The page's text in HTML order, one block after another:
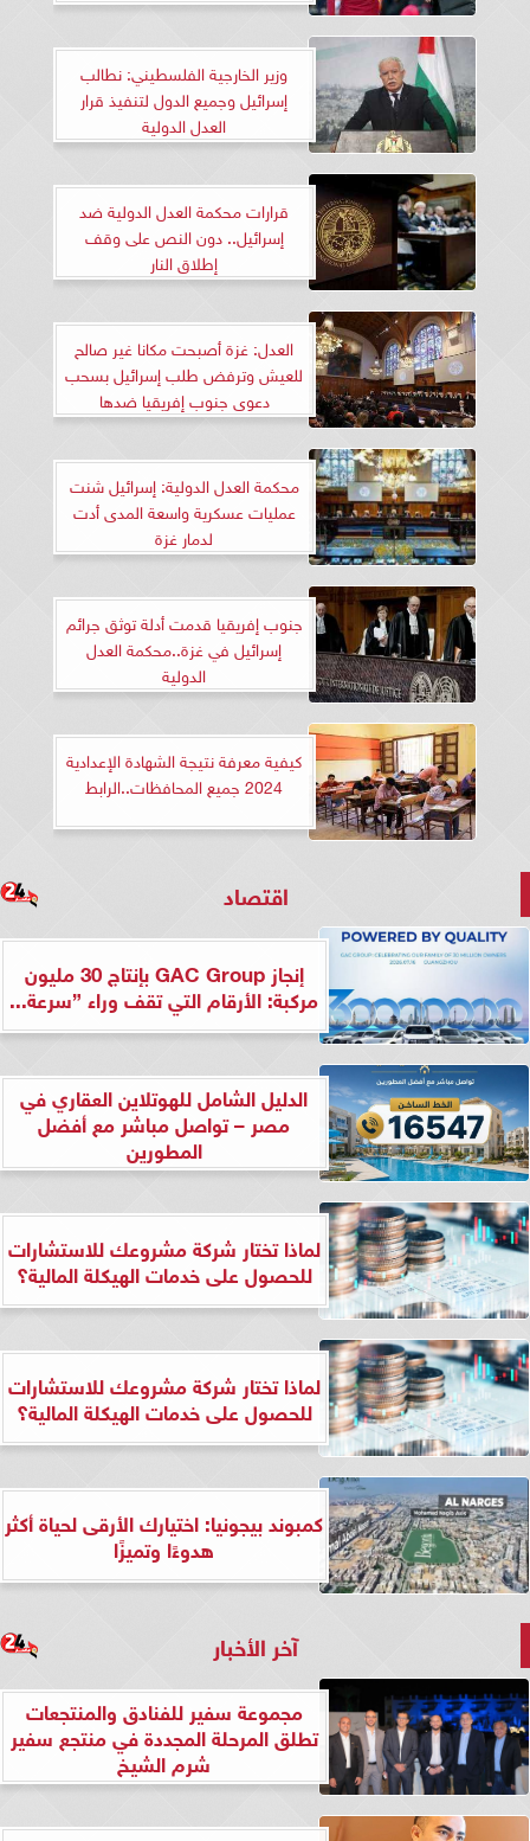
وزير الخارجية الفلسطيني: نطالب
إسرائيل وجميع الدول لتنفيذ قرار
العدل الدولية
قرارات محكمة العدل الدولية ضد
إسرائيل.. دون النص على وقف
إطلاق النار
العدل: غزة أصبحت مكانا غير صالح
للعيش وترفض طلب إسرائيل بسحب
دعوى جنوب إفريقيا ضدها
محكمة العدل الدولية: إسرائيل شنت
عمليات عسكرية واسعة المدى أدت
لدمار غزة
جنوب إفريقيا قدمت أدلة توثق جرائم
إسرائيل في غزة..محكمة العدل
الدولية
كيفية معرفة نتيجة الشهادة الإعدادية
2024 جميع المحافظات..الرابط
اقتصاد
إنجاز GAC Group بإنتاج 30 مليون
مركبة: الأرقام التي تقف وراء ”سرعة...
الدليل الشامل للهوتلاين العقاري في
مصر – تواصل مباشر مع أفضل
المطورين
لماذا تختار شركة مشروعك للاستشارات
للحصول على خدمات الهيكلة المالية؟
لماذا تختار شركة مشروعك للاستشارات
للحصول على خدمات الهيكلة المالية؟
كمبوند بيجونيا: اختيارك الأرقى لحياة أكثر
هدوءًا وتميزًا
آخر الأخبار
مجموعة سفير للفنادق والمنتجعات
تطلق المرحلة المجددة في منتجع سفير
شرم الشيخ